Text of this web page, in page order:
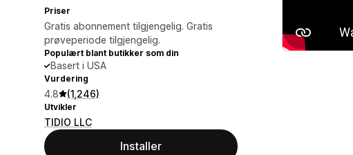
Priser
Gratis abonnement tilgjengelig. Gratis
prøveperiode tilgjengelig.
Populært blant butikker som din
Basert i USA
Vurdering
4.8 (1,246)
Utvikler
TIDIO LLC
Installer